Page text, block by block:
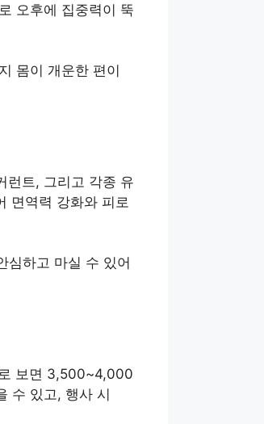
오후에 집중력이 뚝
몸이 개운한 편이
런트, 그리고 각종 유
면역력 강화와 피로
심하고 마실 수 있어
보면 3,500~4,000
수 있고, 행사 시